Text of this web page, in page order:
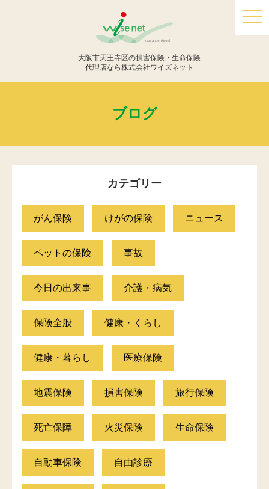
大阪市天王寺区の損害保険・生命保険
代理店なら株式会社ワイズネット
ブログ
カテゴリー
がん保険 けがの保険 ニュース
ペットの保険 事故
今日の出来事 介護・病気
保険全般 健康・くらし
健康・暮らし 医療保険
地震保険 損害保険 旅行保険
死亡保障 火災保険 生命保険
自動車保険 自由診療